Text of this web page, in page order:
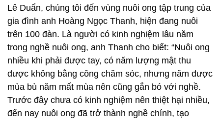
Lê Duẩn, chúng tôi đến vùng nuôi ong tập trung của
gia đình anh Hoàng Ngọc Thanh, hiện đang nuôi
trên 100 đàn. Là người có kinh nghiệm lâu năm
trong nghề nuôi ong, anh Thanh cho biết: “Nuôi ong
nhiều khi phải được tay, có năm lượng mật thu
được không bằng công chăm sóc, nhưng năm được
mùa bù năm mất mùa nên cũng gắn bó với nghề.
Trước đây chưa có kinh nghiệm nên thiệt hại nhiều,
đến nay nuôi ong đã trở thành nghề chính, tạo